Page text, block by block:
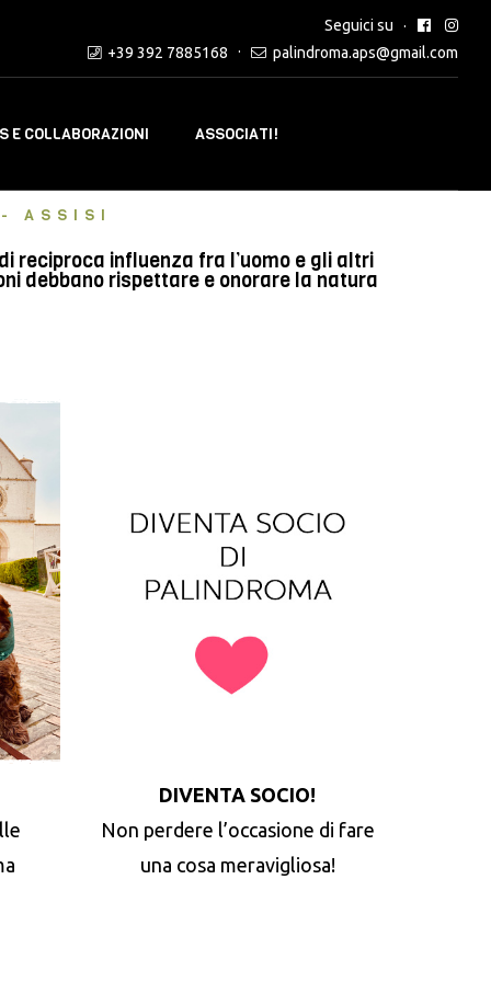
Seguici su
+39 392 7885168
palindroma.aps@gmail.com
E COLLABORAZIONI ASSOCIATI!
ASSISI
reciproca influenza fra l’uomo e gli altri
debbano rispettare e onorare la natura
DIVENTA SOCIO!
Non perdere l’occasione di fare
una cosa meravigliosa!